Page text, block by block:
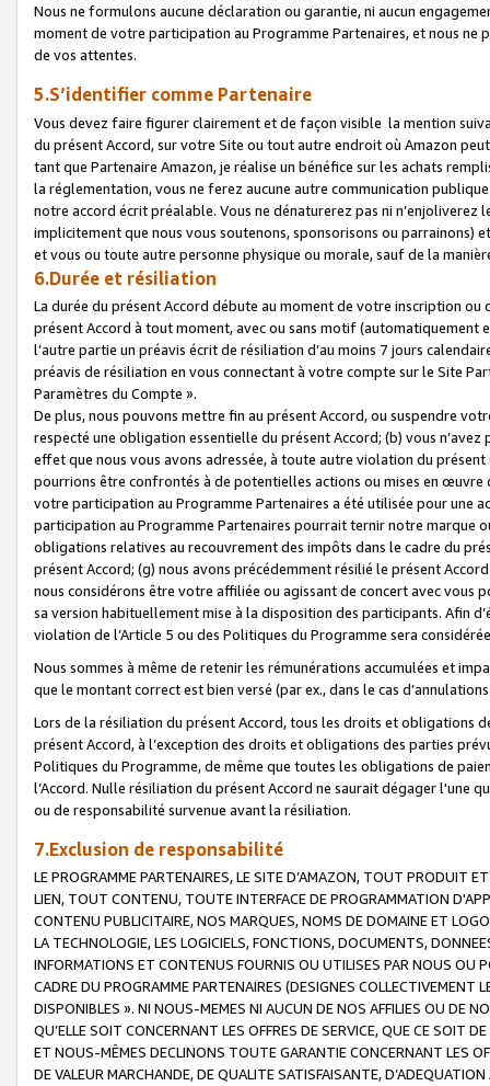
Nous ne formulons aucune déclaration ou garantie, ni aucun
moment de votre participation au Programme Partenaires, et nous
de vos attentes.
5.S’identifier comme Partenaire
Vous devez faire figurer clairement et de façon visible la mention
du présent Accord, sur votre Site ou tout autre endroit où Amazon
tant que Partenaire Amazon, je réalise un bénéfice sur les achats
la réglementation, vous ne ferez aucune autre communication
notre accord écrit préalable. Vous ne dénaturerez pas ni
implicitement que nous vous soutenons, sponsorisons ou parrainons)
et vous ou toute autre personne physique ou morale, sauf de la
6.Durée et résiliation
La durée du présent Accord débute au moment de votre inscription
présent Accord à tout moment, avec ou sans motif (automatiquement
l’autre partie un préavis écrit de résiliation d’au moins 7 jours
préavis de résiliation en vous connectant à votre compte sur le Site
Paramètres du Compte ».
De plus, nous pouvons mettre fin au présent Accord, ou suspendre
respecté une obligation essentielle du présent Accord; (b) vous
effet que nous vous avons adressée, à toute autre violation du
pourrions être confrontés à de potentielles actions ou mises en
votre participation au Programme Partenaires a été utilisée pour une
participation au Programme Partenaires pourrait ternir notre marque
obligations relatives au recouvrement des impôts dans le cadre du
présent Accord; (g) nous avons précédemment résilié le présent
nous considérons être votre affiliée ou agissant de concert avec vous
sa version habituellement mise à la disposition des participants. Afin
violation de l’Article 5 ou des Politiques du Programme sera
Nous sommes à même de retenir les rémunérations accumulées et
que le montant correct est bien versé (par ex., dans le cas
Lors de la résiliation du présent Accord, tous les droits et obligations
présent Accord, à l’exception des droits et obligations des parties
Politiques du Programme, de même que toutes les obligations de
l’Accord. Nulle résiliation du présent Accord ne saurait dégager l'une
ou de responsabilité survenue avant la résiliation.
7.Exclusion de responsabilité
LE PROGRAMME PARTENAIRES, LE SITE D’AMAZON, TOUT PRODUIT
LIEN, TOUT CONTENU, TOUTE INTERFACE DE PROGRAMMATION
CONTENU PUBLICITAIRE, NOS MARQUES, NOMS DE DOMAINE ET
LA TECHNOLOGIE, LES LOGICIELS, FONCTIONS, DOCUMENTS,
INFORMATIONS ET CONTENUS FOURNIS OU UTILISES PAR NOUS OU
CADRE DU PROGRAMME PARTENAIRES (DESIGNES COLLECTIVEMENT
DISPONIBLES ». NI NOUS-MEMES NI AUCUN DE NOS AFFILIES OU DE
QU’ELLE SOIT CONCERNANT LES OFFRES DE SERVICE, QUE CE SOIT
ET NOUS-MÊMES DECLINONS TOUTE GARANTIE CONCERNANT LES
DE VALEUR MARCHANDE, DE QUALITE SATISFAISANTE,